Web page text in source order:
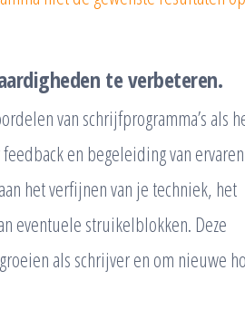
te verbeteren.
van schrijfprogramma’s als
en begeleiding van ervaren
het verfijnen van je techniek, het
eventuele struikelblokken. Deze
als schrijver en om nieuwe